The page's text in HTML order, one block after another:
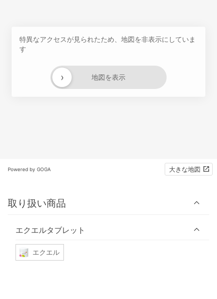
特異なアクセスが見られたため、地図を非表示にしていま
す
地図を表示
›
Powered by GOGA 大きな地図
取り扱い商品
エクエルタブレット
エクエル